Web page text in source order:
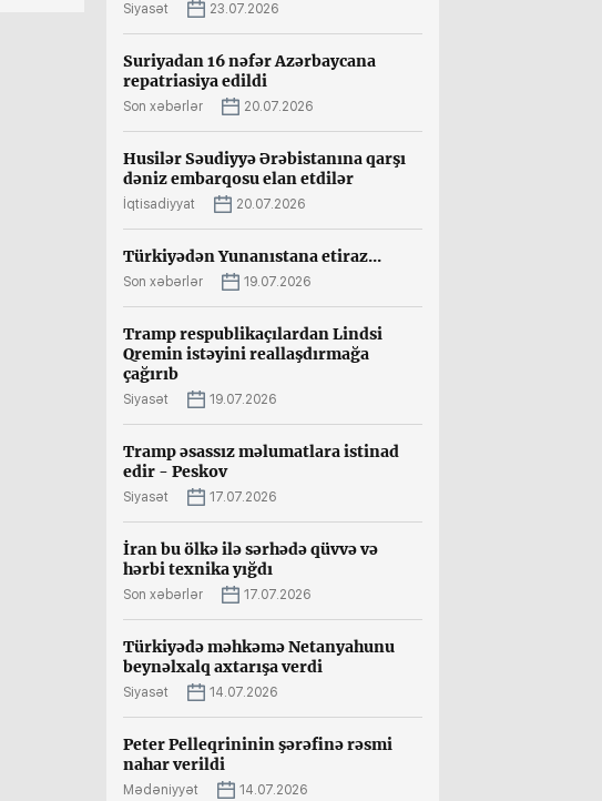
Siyasət 23.07.2026
Suriyadan 16 nəfər Azərbaycana
repatriasiya edildi
Son xəbərlər 20.07.2026
Husilər Səudiyyə Ərəbistanına qarşı
dəniz embarqosu elan etdilər
İqtisadiyyat 20.07.2026
Türkiyədən Yunanıstana etiraz...
Son xəbərlər 19.07.2026
Tramp respublikaçılardan Lindsi
Qremin istəyini reallaşdırmağa
çağırıb
Siyasət 19.07.2026
Tramp əsassız məlumatlara istinad
edir - Peskov
Siyasət 17.07.2026
İran bu ölkə ilə sərhədə qüvvə və
hərbi texnika yığdı
Son xəbərlər 17.07.2026
Türkiyədə məhkəmə Netanyahunu
beynəlxalq axtarışa verdi
Siyasət 14.07.2026
Peter Pelleqrininin şərəfinə rəsmi
nahar verildi
Mədəniyyət 14.07.2026